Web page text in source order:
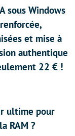
sous Windows
et mise à
authentique
22 € !
ultime pour
RAM ?